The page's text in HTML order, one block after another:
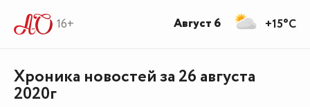
16+
Хроника новостей за 26 августа
2020г
+15°C
Август 6